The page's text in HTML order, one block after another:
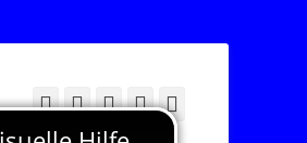
Facebook
Twitter
E- YouTube